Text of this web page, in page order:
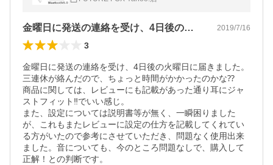
金曜日に発送の連絡を受け、4日後の火曜… 2019/7/16
3
金曜日に発送の連絡を受け、4日後の火曜日に届きました。
三連休が絡んだので、ちょっと時間がかかったのかな⁇
商品に関しては、レビューにも記載があった通り耳にジャ
ストフィット‼︎でいい感じ。
また、設定については説明書等が無く、一瞬困りました
が、これもまたレビューに設定の仕方を記載してくれてい
る方がいたので参考にさせていただき、問題なく使用出来
ました。音についても、今のところ問題なしで、購入して
正解！との判断です。